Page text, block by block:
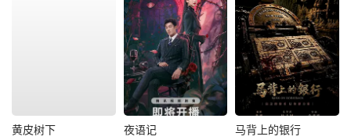
黄皮树下 夜语记 马背上的银行